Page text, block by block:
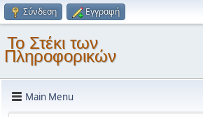
Σύνδεση Εγγραφή
Το Στέκι των
Πληροφορικών
Main Menu